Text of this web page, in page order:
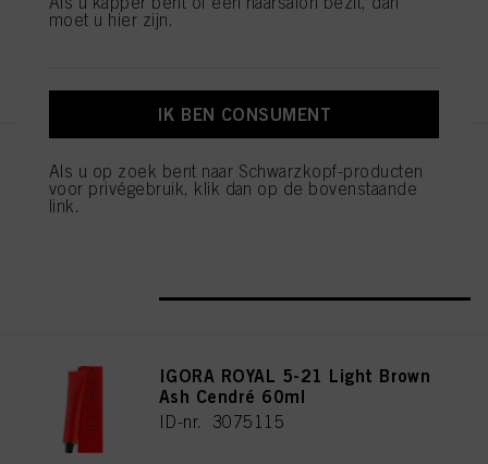
IGORA ROYAL Cools 9-19 60ml
ID-nr. 3075087
IGORA ROYAL 5-21 Light Brown
Ash Cendré 60ml
ID-nr. 3075115
moet u hier zijn.
IK BEN CONSUMENT
Als u op zoek bent naar Schwarzkopf-producten
voor privégebruik, klik dan op de bovenstaande
link.